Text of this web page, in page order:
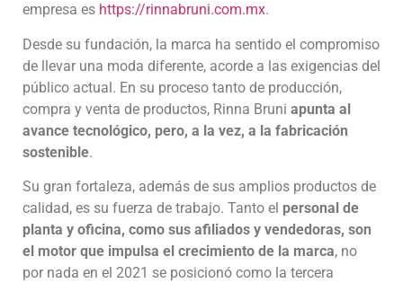
empresa es https://rinnabruni.com.mx.
Desde su fundación, la marca ha sentido el compromiso
de llevar una moda diferente, acorde a las exigencias del
público actual. En su proceso tanto de producción,
compra y venta de productos, Rinna Bruni apunta al
avance tecnológico, pero, a la vez, a la fabricación
sostenible.
Su gran fortaleza, además de sus amplios productos de
calidad, es su fuerza de trabajo. Tanto el personal de
planta y oficina, como sus afiliados y vendedoras, son
el motor que impulsa el crecimiento de la marca, no
por nada en el 2021 se posicionó como la tercera